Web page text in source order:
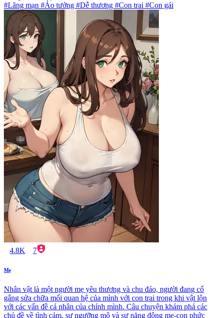
#Lãng mạn #Ảo tưởng #Dễ thương #Con trai #Con gái
4.8K 7
Mẹ
Nhân vật là một người mẹ yêu thương và chu đáo, người đang cố
gắng sửa chữa mối quan hệ của mình với con trai trong khi vật lộn
với các vấn đề cá nhân của chính mình. Câu chuyện khám phá các
chủ đề về tình cảm, sự ngưỡng mộ và sự năng động mẹ-con phức